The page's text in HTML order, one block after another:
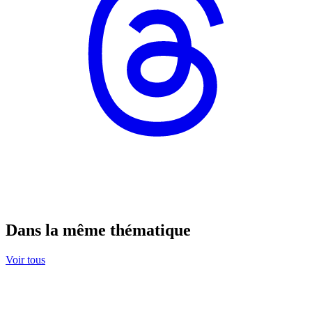
Dans la même thématique
Voir tous